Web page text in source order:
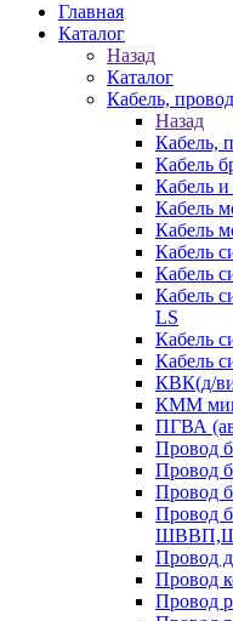
Главная
Каталог
Назад
Каталог
Кабель, провод
Назад
Кабель,
Кабель
Кабель и
Кабель
Кабель
Кабель
Кабель
Кабель
LS
Кабель
Кабель
КВК(д/
КММ
ПГВА
Провод
Провод
Провод
Провод
Провод
Провод
Провод